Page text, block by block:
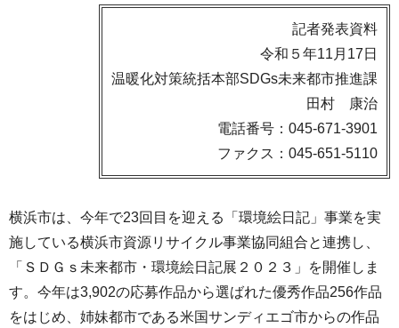
記者発表資料
令和５年11月17日
温暖化対策統括本部SDGs未来都市推進課
田村 康治
電話番号：045-671-3901
ファクス：045-651-5110
横浜市は、今年で23回目を迎える「環境絵日記」事業を実
施している横浜市資源リサイクル事業協同組合と連携し、
「ＳＤＧｓ未来都市・環境絵日記展２０２３」を開催しま
す。今年は3,902の応募作品から選ばれた優秀作品256作品
をはじめ、姉妹都市である米国サンディエゴ市からの作品